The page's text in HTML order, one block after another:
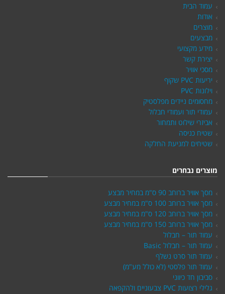
עמוד הבית
אודות
מוצרים
מבצעים
מידע מקצועי
יצירת קשר
מסכי אוויר
יריעות PVC שקוף
וילונות PVC
מחסומים ניידים מפלסטיק
עמודי תור ועמודי חבלול
אביזרי שילוט ותמחור
שטיח כניסה
שטיחים למניעת החלקה
מוצרים נבחרים
מסך אוויר ברוחב 90 ס"מ במחיר מבצע
מסך אוויר ברוחב 100 ס"מ במחיר מבצע
מסך אוויר ברוחב 120 ס"מ במחיר מבצע
מסך אוויר ברוחב 150 ס"מ במחיר מבצע
עמוד תור – חבלול
עמוד תור – חבלול Basic
עמוד תור סרט נשלף
עמוד תור פלסטי (לא כולל מע"מ)
סביבון חד כיווני
גלילי רצועות PVC צבעוניים ולהקפאה